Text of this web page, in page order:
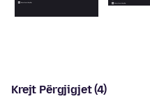
Krejt Përgjigjet (4)